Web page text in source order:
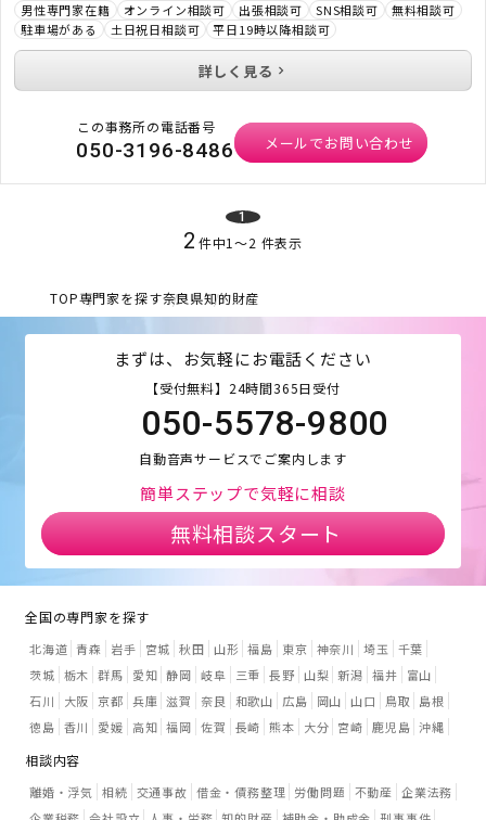
男性専門家在籍 オンライン相談可 出張相談可 SNS相談可
無料相談可
駐車場がある
土日祝日相談可 平日19時以降相談可
詳しく見る
この事務所の電話番号
050-3196-8486 メールでお問い合わせ
1
2 件中1〜2 件表示
TOP専門家を探す奈良県知的財産
まずは、お気軽にお電話ください
【受付無料】24時間365日受付
050-5578-9800
自動音声サービスでご案内します
簡単ステップで気軽に相談
無料相談スタート
全国の専門家を探す
北海道 青森 岩手 宮城 秋田 山形 福島 東京 神奈川 埼玉
千葉
茨城 栃木 群馬 愛知 静岡 岐阜 三重 長野 山梨 新潟 福井
富山
石川
大阪 京都 兵庫 滋賀 奈良 和歌山 広島 岡山 山口 鳥取
島根
徳島 香川 愛媛 高知 福岡 佐賀 長崎 熊本 大分 宮崎 鹿児島 沖縄
相談内容
離婚・浮気 相続 交通事故 借金・債務整理 労働問題 不動産 企業法務